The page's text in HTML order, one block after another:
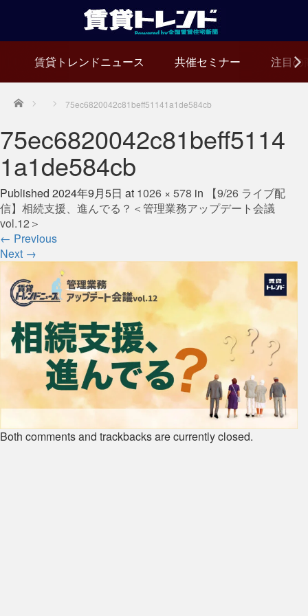
賃貸トレンドニュース 共催セミナー 注目の
Home 75ec6820042c81beff51141a1de584cb
75ec6820042c81beff5114
1a1de584cb
Published 2024年9月5日 at 1026 × 578 in
【9/26 ライブ配
信】相続支援、進んでる？＜管理業務アップデート会議
vol.12＞
← Previous
Next →
Both comments and trackbacks are currently closed.